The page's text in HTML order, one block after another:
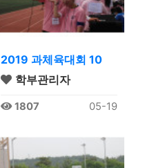
2019 과체육대회 10
학부관리자
1807 05-19